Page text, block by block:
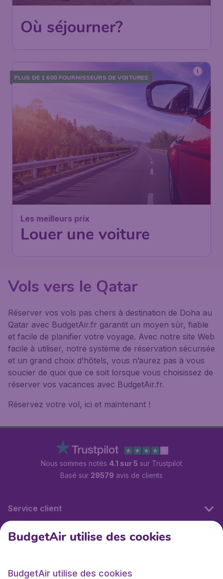
Où séjourner?
PLUS DE 1 600 FOURNISSEURS DE VOITURES
Les meilleurs prix
Louer une voiture
Vols vers le Qatar
Réserver vos vols pas chers à destination de Doha au
Qatar avec BudgetAir.fr garantit un moyen sûr, fiable
et facile de planifier votre voyage. Avec notre site Web
facile à utiliser, notre système de réservation sécurisée
et un grand choix d’hôtels, vous n’aurez pas à vous
soucier de quoi que ce soit lorsque vous choisissez de
réserver vos vacances avec BudgetAir.fr.
Réservez votre vol, ici et maintenant !
Nous sommes notés 4.1 sur 5 sur Trustpilot
Basé sur 29579 avis de clients
Service client
BudgetAir.fr
BudgetAir utilise des cookies
BudgetAir utilise des cookies